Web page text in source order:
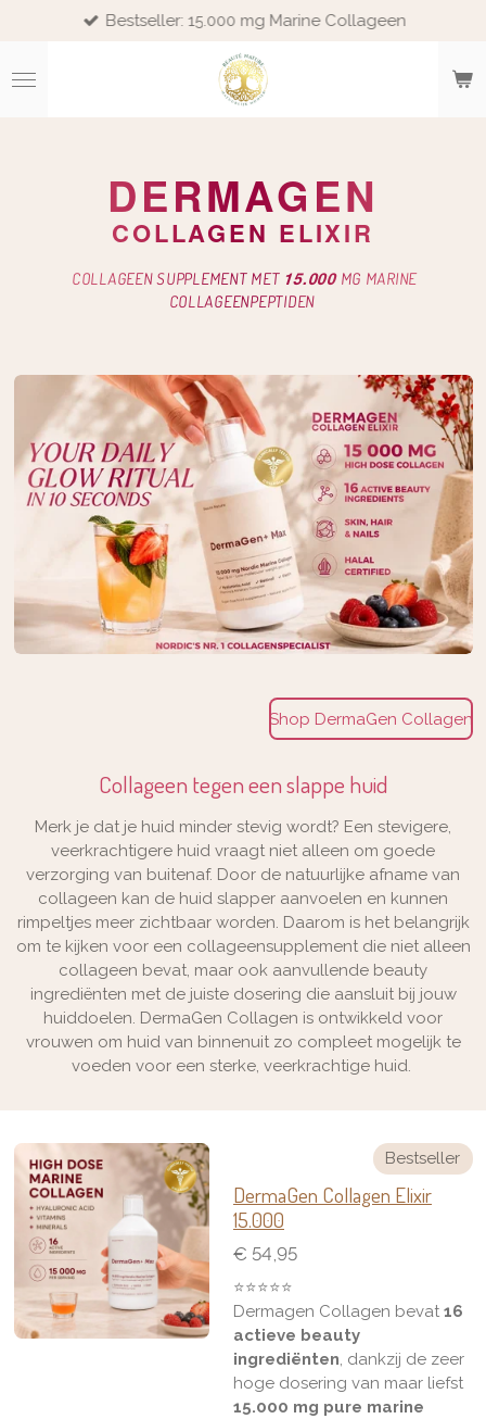
naar
de
Bestseller: 15.000 mg Marine Collageen
DERMAGEN
COLLAGEN ELIXIR
COLLAGEEN SUPPLEMENT MET 15.000MG MARINE
COLLAGEENPEPTIDEN
Shop DermaGen Collagen
Collageen tegen een slappe huid
Merk je dat je huid minder stevig wordt? Een stevigere,
veerkrachtigere huid vraagt niet alleen om goede
verzorging van buitenaf. Door de natuurlijke afname van
collageen kan de huid slapper aanvoelen en kunnen
rimpeltjes meer zichtbaar worden. Daarom is het belangrijk
om te kijken voor een collageensupplement die niet alleen
collageen bevat, maar ook aanvullende beauty
ingrediënten met de juiste dosering die aansluit bij jouw
huiddoelen. DermaGen Collagen is ontwikkeld voor
vrouwen om huid van binnenuit zo compleet mogelijk te
voeden voor een sterke, veerkrachtige huid.
Bestseller
DermaGen Collagen Elixir
15.000
€ 54,95
⭐️⭐️⭐️⭐️⭐️
Dermagen Collagen bevat 16
actieve beauty
ingrediënten, dankzij de zeer
hoge dosering van maar liefst
15.000 mg pure marine